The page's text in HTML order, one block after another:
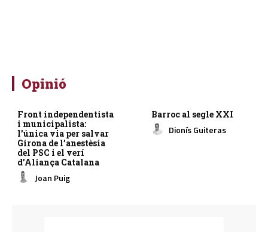
Opinió
Front independentista
i municipalista:
l’única via per salvar
Girona de l’anestèsia
del PSC i el verí
d’Aliança Catalana
Joan Puig
Barroc al segle XXI
Dionís Guiteras